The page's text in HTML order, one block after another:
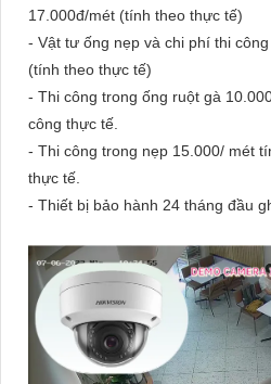
17.000đ/mét (tính theo thực tế)
- Vật tư ống nẹp và chi phí thi
(tính theo thực tế)
- Thi công trong ống ruột gà
công thực tế.
- Thi công trong nẹp 15.000/ mét
thực tế.
- Thiết bị bảo hành 24 tháng đầu